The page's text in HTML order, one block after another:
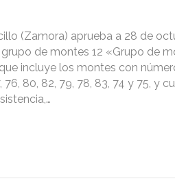
(Zamora) aprueba a 28 de
de montes 12 «Grupo de
incluye los montes con
76, 80, 82, 79, 78, 83, 74 y 75, y